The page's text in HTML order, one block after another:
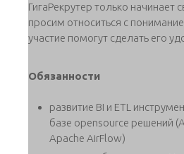
ГигаРекрутер только начинает
просим относиться с
участие помогут сделать его
Обязанности
развитие BI и ETL
базе opensource решений
Apache AirFlow)